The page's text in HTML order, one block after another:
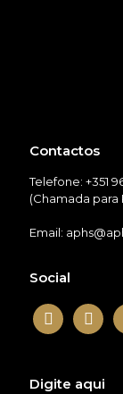
Contactos
Telefone: +351
(Chamada
Email:
Social
facebooktwitter
Digite aqui